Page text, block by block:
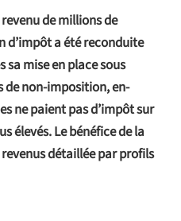
de millions de
a été reconduite
mise en place sous
de non-imposition, en-
ne paient pas d’impôt sur
élevés. Le bénéfice de la
détaillée par profils